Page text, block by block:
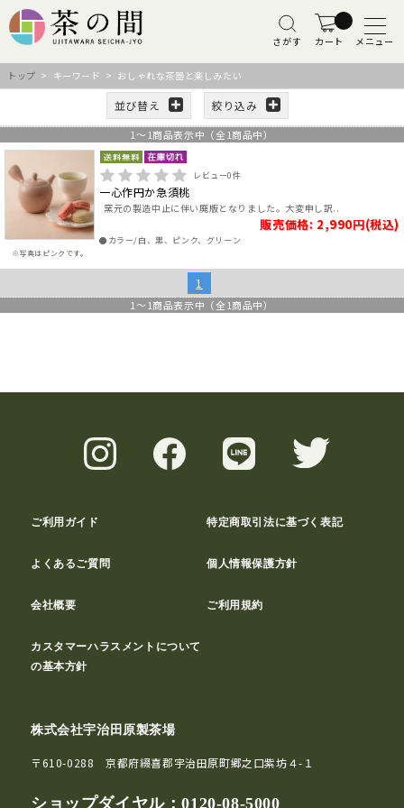
さがす カート メニュー
トップ > キーワード > おしゃれな茶器と楽しみたい
並び替え 絞り込み
1 ～ 1商品表示中（全 1商品中）
※写真はピンクです。
レビュー0件
一心作円か急須桃
窯元の製造中止に伴い廃版となりました。大変申し訳..
販売価格: 2,990円(税込)
●カラー/白、黒、ピンク、グリーン
1
1 ～ 1商品表示中（全 1商品中）
ご利用ガイド 特定商取引法に基づく表記
よくあるご質問 個人情報保護方針
会社概要 ご利用規約
カスタマーハラスメントについて
の基本方針
株式会社宇治田原製茶場
〒610-0288 京都府綴喜郡宇治田原町郷之口紫坊４-１
ショップダイヤル：0120-08-5000